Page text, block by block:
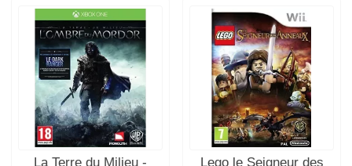
La Terre du Milieu -
Lego le Seigneur des